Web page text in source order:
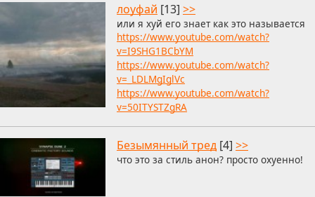
лоуфай [13] >>
или я хуй его знает как это называется
https://www.youtube.com/watch?
v=I9SHG1BCbYM
https://www.youtube.com/watch?
v=_LDLMgIglVc
https://www.youtube.com/watch?
v=50ITYSTZgRA
Безымянный тред [4] >>
что это за стиль анон? просто охуенно!